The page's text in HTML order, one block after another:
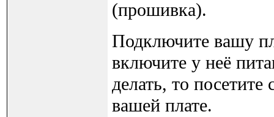
(прошивка).
Подключите вашу
включите у неё
делать, то
вашей плате.